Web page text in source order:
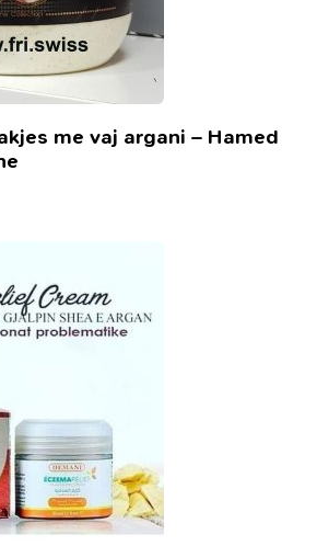
me vaj argani – Hamed